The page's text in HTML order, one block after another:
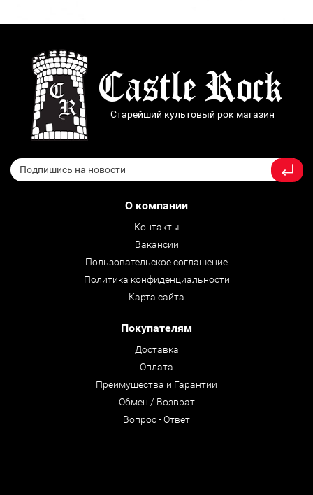
Старейший культовый рок магазин
О компании
Контакты
Вакансии
Пользовательское соглашение
Политика конфиденциальности
Карта сайта
Покупателям
Доставка
Оплата
Преимущества и Гарантии
Обмен / Возврат
Вопрос - Ответ